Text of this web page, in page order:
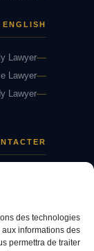
des technologies
informations des
permettra de traiter
ENGLISH
Lawyer
Lawyer
Lawyer
V
+212 (0) 677 00 07 86